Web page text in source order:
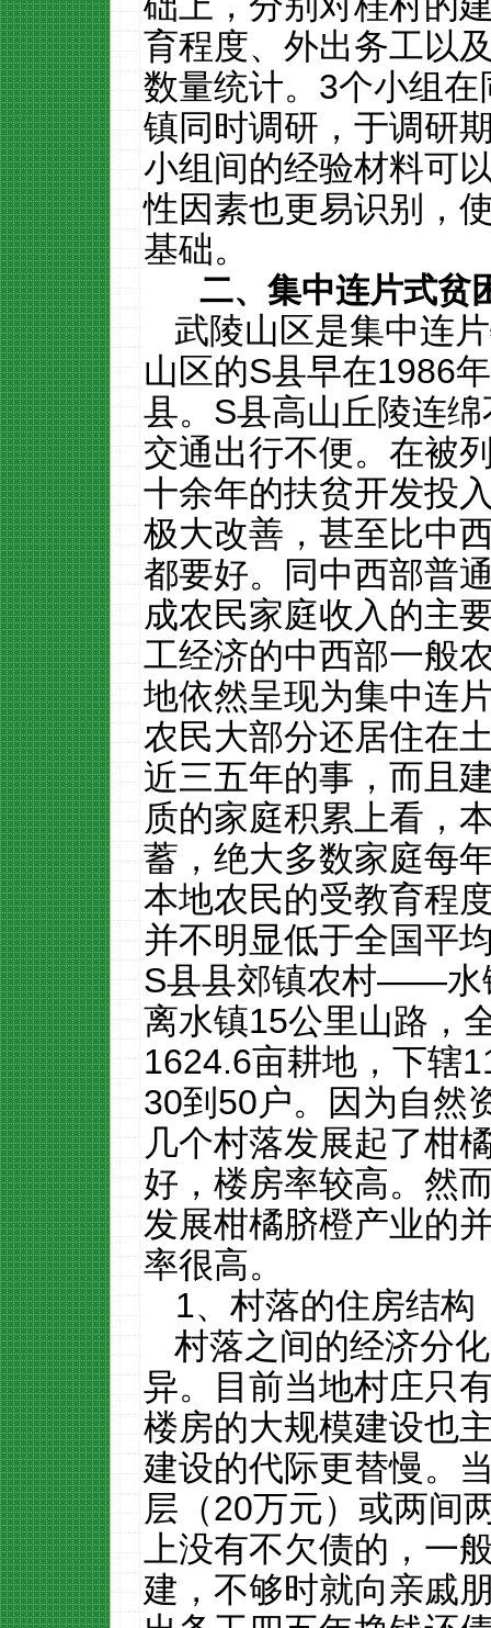
育程度、外出务工以
数量统计。 3个小组在
镇同时调研，于调研
小组间的经验材料可
性因素也更易识别，
基础。
二、集中连片式贫
武陵山区是集中连
山区的S县早在1986
县。 S县高山丘陵连
交通出行不便。在被
十余年的扶贫开发投
极大改善，甚至比中
都要好。同中西部普
成农民家庭收入的主
工经济的中西部一般
地依然呈现为集中连
农民大部分还居住在
近三五年的事，而且
质的家庭积累上看，
蓄，绝大多数家庭每
本地农民的受教育程
并不明显低于全国平
S县县郊镇农村——水
离水镇15公里山路，
1624.6亩耕地，下辖
30到 50户。因为自然
几个村落发展起了柑
好，楼房率较高。然
发展柑橘脐橙产业的
率很高。
1、村落的住房结构
村落之间的经济分
异。目前当地村庄只
楼房的大规模建设也
建设的代际更替慢。
层（20万元）或两间
上没有不欠债的，一
建，不够时就向亲戚